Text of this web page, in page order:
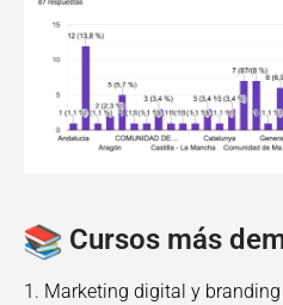
Cursos más
Marketing digital y